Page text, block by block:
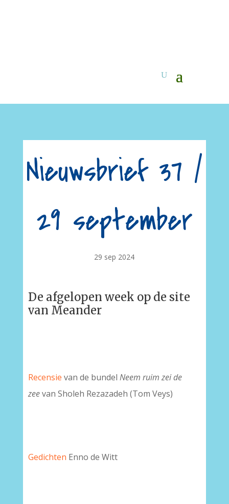
Nieuwsbrief 37 /
29 september
29 sep 2024
De afgelopen week op de site
van Meander
Recensie van de bundel Neem ruim zei de
zeevan Sholeh Rezazadeh (Tom Veys)
Gedichten Enno de Witt